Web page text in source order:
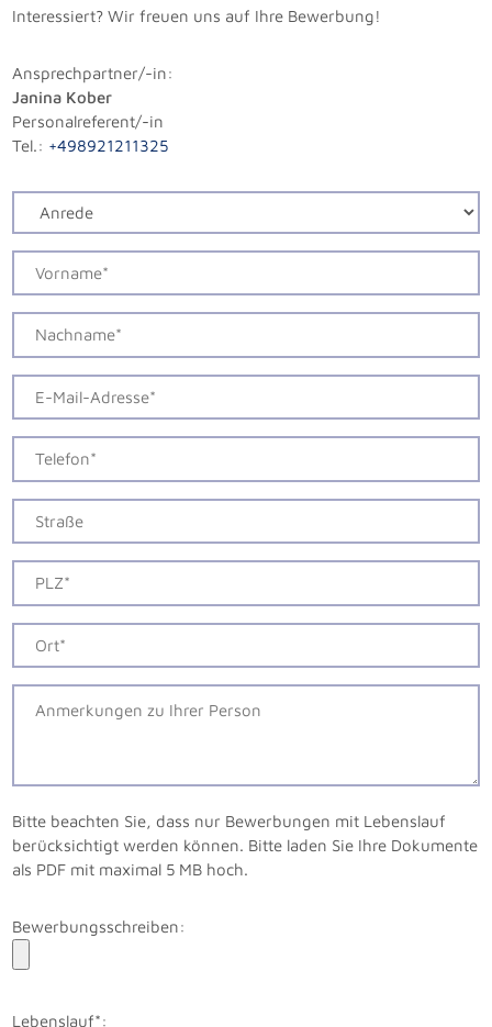
Interessiert? Wir freuen uns auf Ihre Bewerbung!
Ansprechpartner/-in:
Janina Kober
Personalreferent/-in
Tel.: +498921211325
Bitte beachten Sie, dass nur Bewerbungen mit Lebenslauf
berücksichtigt werden können. Bitte laden Sie Ihre Dokumente
als PDF mit maximal 5 MB hoch.
Bewerbungsschreiben:
Lebenslauf*: